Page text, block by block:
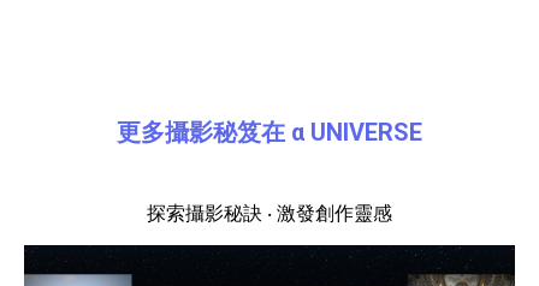
更多攝影秘笈在 α UNIVERSE
探索攝影秘訣 ‧ 激發創作靈感